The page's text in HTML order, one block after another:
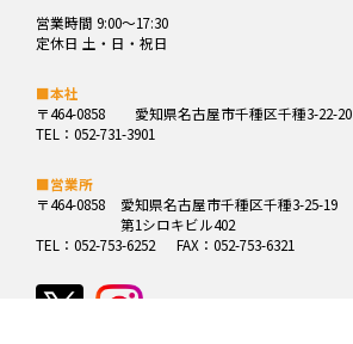
営業時間 9:00～17:30
定休日 土・日・祝日
■本社
〒464-0858
愛知県名古屋市千種区千種3-22-20
TEL：052-731-3901
■営業所
〒464-0858
愛知県名古屋市千種区千種3-25-19
第1シロキビル402
TEL：052-753-6252
FAX：052-753-6321